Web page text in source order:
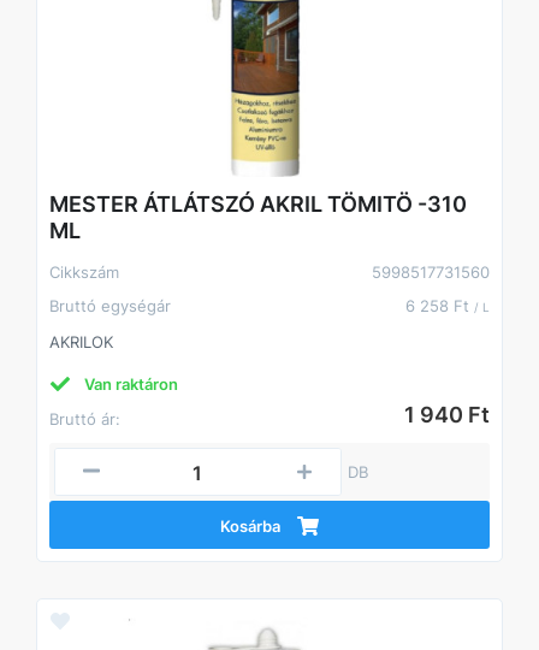
MESTER ÁTLÁTSZÓ AKRIL TÖMITÖ -310
ML
Cikkszám
5998517731560
Bruttó egységár
6 258 Ft / L
AKRILOK
Van raktáron
Bruttó ár:
1 940 Ft
DB
Kosárba